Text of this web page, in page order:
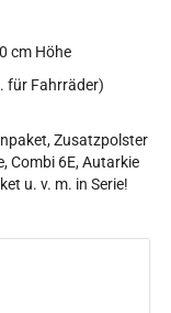
cm Höhe
für Fahrräder)
Zusatzpolster
Combi 6E, Autarkie
u. v. m. in Serie!